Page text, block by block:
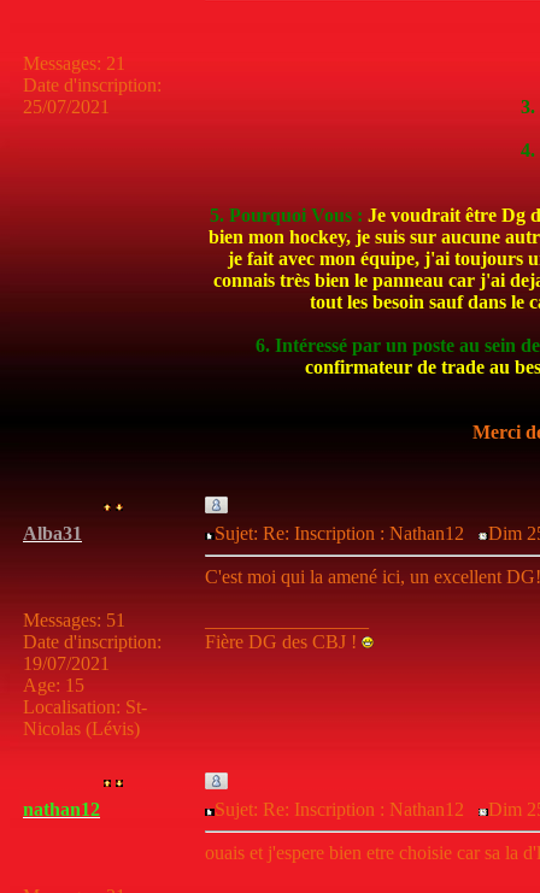
Messages: 21
Date d'inscription:
25/07/2021
3.
4.
5. Pourquoi Vous : Je voudrait être Dg
bien mon hockey, je suis sur aucune
je fait avec mon équipe, j'ai toujours
connais très bien le panneau car j'ai
tout les besoin sauf dans le
6. Intéressé par un poste au sein
confirmateur de trade au
Merci
Alba31
Messages: 51
Date d'inscription:
19/07/2021
Age: 15
Localisation: St-
Nicolas (Lévis)
Sujet: Re: Inscription : Nathan12 Dim
C'est moi qui la amené ici, un excellent
Fière DG des CBJ !
nathan12 Sujet: Re: Inscription : Nathan12 Dim
ouais et j'espere bien etre choisie car sa la